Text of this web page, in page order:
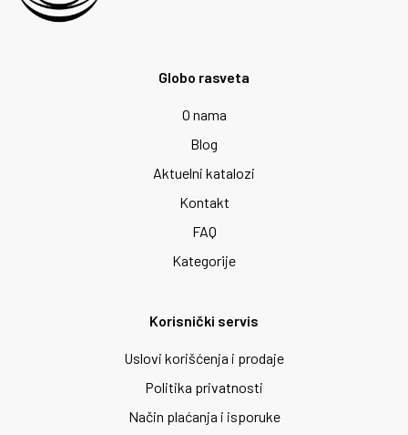
Globo rasveta
O nama
Blog
Aktuelni katalozi
Kontakt
FAQ
Kategorije
Korisnički servis
Uslovi korišćenja i prodaje
Politika privatnosti
Način plaćanja i isporuke